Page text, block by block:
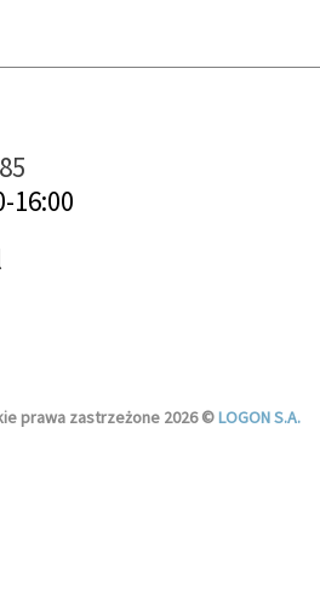
16:00
prawa zastrzeżone 2026 ©LOGON S.A.